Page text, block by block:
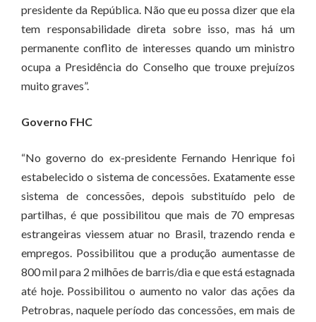
presidente da República. Não que eu possa dizer que ela
tem responsabilidade direta sobre isso, mas há um
permanente conflito de interesses quando um ministro
ocupa a Presidência do Conselho que trouxe prejuízos
muito graves”.
Governo FHC
“No governo do ex-presidente Fernando Henrique foi
estabelecido o sistema de concessões. Exatamente esse
sistema de concessões, depois substituído pelo de
partilhas, é que possibilitou que mais de 70 empresas
estrangeiras viessem atuar no Brasil, trazendo renda e
empregos. Possibilitou que a produção aumentasse de
800 mil para 2 milhões de barris/dia e que está estagnada
até hoje. Possibilitou o aumento no valor das ações da
Petrobras, naquele período das concessões, em mais de